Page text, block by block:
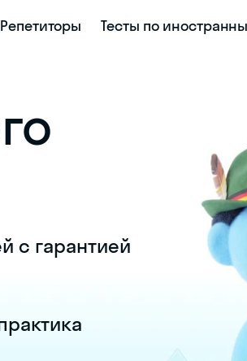
Репетиторы Тесты по
с гарантией